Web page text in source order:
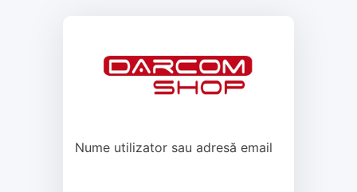
Nume utilizator sau adresă email